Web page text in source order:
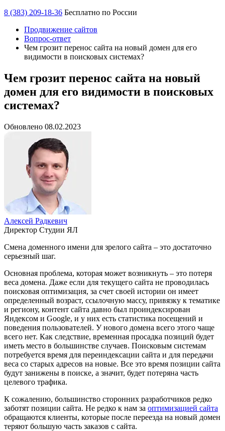
8 (383) 209-18-36 Бесплатно по России
Продвижение сайтов
Вопрос-ответ
Чем грозит перенос сайта на новый домен для его
видимости в поисковых системах?
Чем грозит перенос сайта на новый
домен для его видимости в поисковых
системах?
Обновлено 08.02.2023
Алексей Радкевич
Директор Студии ЯЛ
Смена доменного имени для зрелого сайта – это достаточно
серьезный шаг.
Основная проблема, которая может возникнуть – это потеря
веса домена. Даже если для текущего сайта не проводилась
поисковая оптимизация, за счет своей истории он имеет
определенный возраст, ссылочную массу, привязку к тематике
и региону, контент сайта давно был проиндексирован
Яндексом и Google, и у них есть статистика посещений и
поведения пользователей. У нового домена всего этого чаще
всего нет. Как следствие, временная просадка позиций будет
иметь место в большинстве случаев. Поисковым системам
потребуется время для переиндексации сайта и для передачи
веса со старых адресов на новые. Все это время позиции сайта
будут занижены в поиске, а значит, будет потеряна часть
целевого трафика.
К сожалению, большинство сторонних разработчиков редко
заботят позиции сайта. Не редко к нам за оптимизацией сайта
обращаются клиенты, которые после переезда на новый домен
теряют большую часть заказов с сайта.